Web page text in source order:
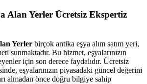
Alan Yerler Ücretsiz Ekspertiz
Yerler birçok antika eşya alım satım yeri,
sunmaktadır. Bu hizmet, eşyalarınızın
için son derece faydalıdır. Ücretsiz
eşyalarınızın piyasadaki güncel değerini
almadan önce doğru bilgiye sahip